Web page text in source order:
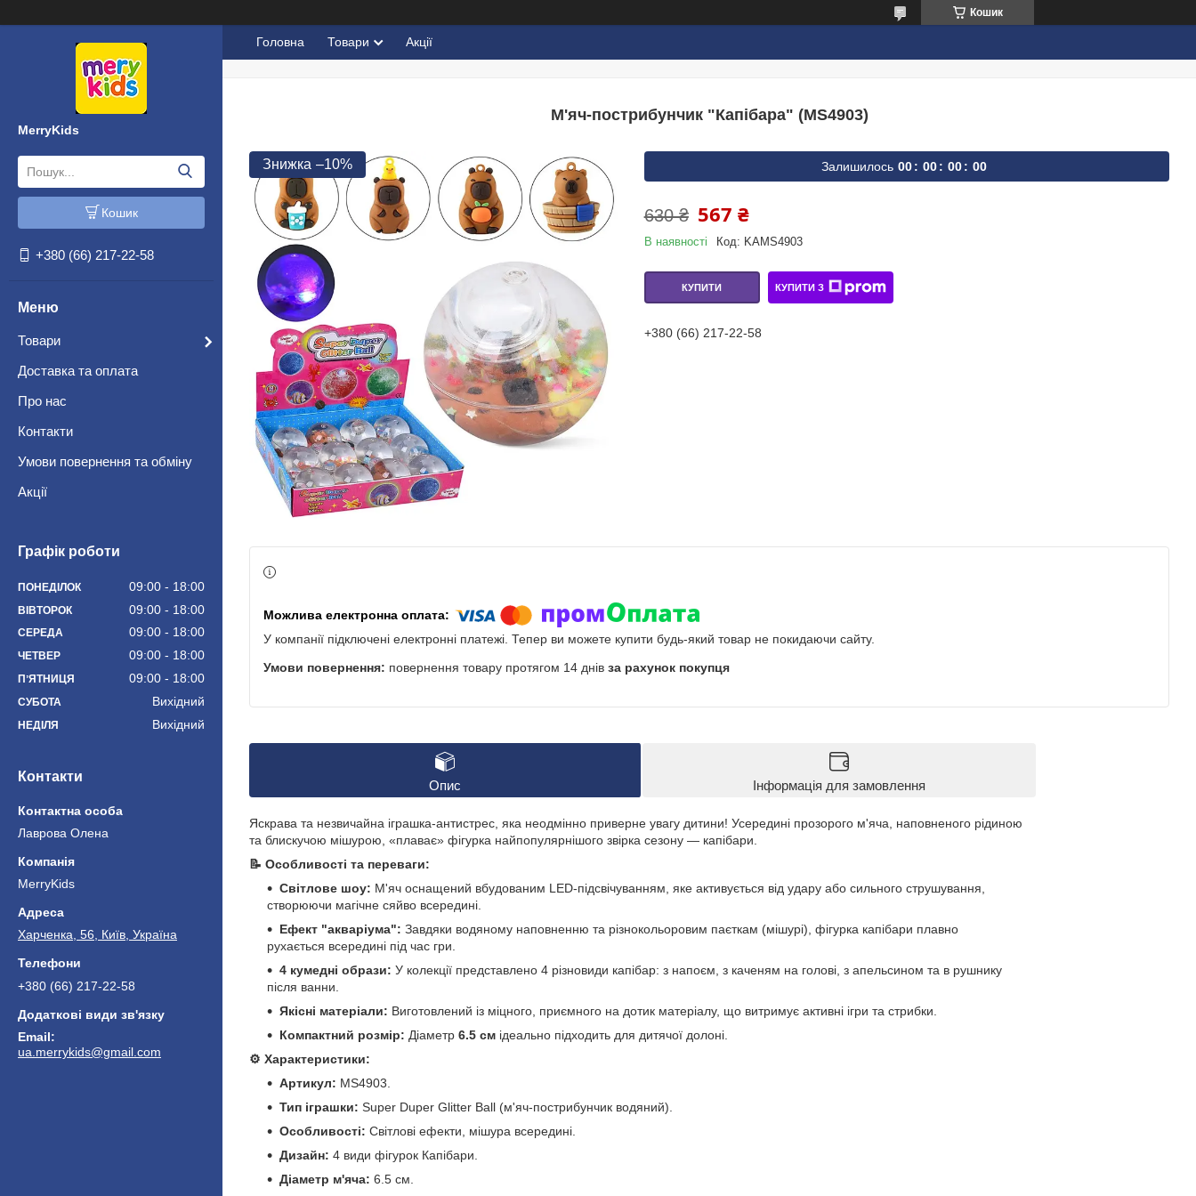
Кошик
MerryKids
Кошик
+380 (66) 217-22-58
Товари
Доставка та оплата
Про нас
Контакти
Умови повернення та обміну
Акції
Графік роботи
ПОНЕДІЛОК 09:00 18:00
ВІВТОРОК 09:00 18:00
СЕРЕДА 09:00 18:00
ЧЕТВЕР 09:00 18:00
ПʼЯТНИЦЯ 09:00 18:00
СУБОТА Вихідний
НЕДІЛЯ Вихідний
Контакти
Лаврова Олена
MerryKids
Харченка, 56, Київ, Україна
+380 (66) 217-22-58
ua.merrykids@gmail.com
Головна Товари Акції
М'яч-пострибунчик "Капібара" (MS4903)
–10% Залишилось 00 00 00 00
630 ₴ 567 ₴
В наявності Код: KAMS4903
КУПИТИ КУПИТИ З
+380 (66) 217-22-58
У компанії підключені електронні платежі. Тепер ви можете купити будь-який товар не покидаючи сайту.
повернення товару протягом 14 днів за рахунок покупця
Опис Інформація для замовлення
Яскрава та незвичайна іграшка-антистрес, яка неодмінно приверне увагу дитини! Усередині прозорого м'яча, наповненого рідиною
та блискучою мішурою, «плаває» фігурка найпопулярнішого звірка сезону — капібари.
📝 Особливості та переваги:
Світлове шоу: М'яч оснащений вбудованим LED-підсвічуванням, яке активується від удару або сильного струшування,
створюючи магічне сяйво всередині.
Ефект "акваріума": Завдяки водяному наповненню та різнокольоровим паєткам (мішурі), фігурка капібари плавно
рухається всередині під час гри.
4 кумедні образи: У колекції представлено 4 різновиди капібар: з напоєм, з каченям на голові, з апельсином та в рушнику
після ванни.
Якісні матеріали: Виготовлений із міцного, приємного на дотик матеріалу, що витримує активні ігри та стрибки.
Компактний розмір: Діаметр 6.5 см ідеально підходить для дитячої долоні.
⚙️ Характеристики:
Артикул: MS4903.
Тип іграшки: Super Duper Glitter Ball (м'яч-пострибунчик водяний).
Особливості: Світлові ефекти, мішура всередині.
Дизайн: 4 види фігурок Капібари.
Діаметр м'яча: 6.5 см.